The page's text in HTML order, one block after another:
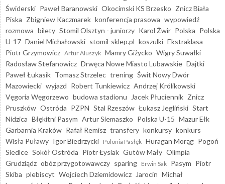
Świderski Paweł Baranowski Okocimski KS Brzesko Znicz Biała
Piska Zbigniew Kaczmarek konferencja prasowa wypowiedź
rozmowa bilety Stomil Olsztyn - juniorzy Karol Żwir Polska Polska
U-17 Daniel Michałowski stomil-sklep.pl koszulki Ekstraklasa
Piotr Grzymowicz Artur Aluszyk Mamry Giżycko Wigry Suwałki
Radosław Stefanowicz Drwęca Nowe Miasto Lubawskie Dajtki
Paweł Łukasik Tomasz Strzelec trening Świt Nowy Dwór
Mazowiecki wyjazd Robert Tunkiewicz Andrzej Królikowski
Vęgoria Węgorzewo budowa stadionu Jacek Płuciennik Znicz
Pruszków Ostróda PZPN Stal Rzeszów Łukasz Jegliński Start
Nidzica Błękitni Pasym Artur Siemaszko Polska U-15 Mazur Ełk
Garbarnia Kraków Rafał Remisz transfery konkursy konkurs
Wisła Puławy Igor Biedrzycki Polonia Pasłęk Huragan Morąg Pogoń
Siedlce Sokół Ostróda Piotr Łysiak Gutów Mały Olimpia
Grudziądz obóz przygotowawczy sparing Erwin Sak Pasym Piotr
Skiba plebiscyt Wojciech Dziemidowicz Jarocin Michał